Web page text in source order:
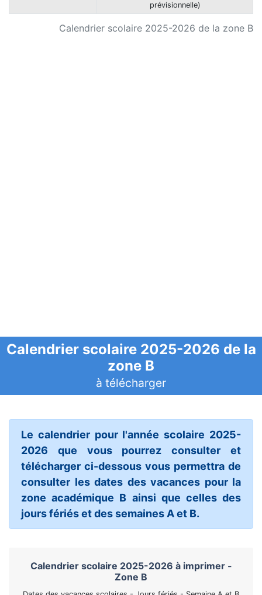
Calendrier scolaire 2025-2026 de la zone B
prévisionnelle)
Calendrier scolaire 2025-2026 de la
zone B
à télécharger
Le calendrier pour l'année scolaire 2025-
2026 que vous pourrez consulter et
télécharger ci-dessous vous permettra de
consulter les dates des vacances pour la
zone académique B ainsi que celles des
jours fériés et des semaines A et B.
Calendrier scolaire 2025-2026 à imprimer -
Zone B